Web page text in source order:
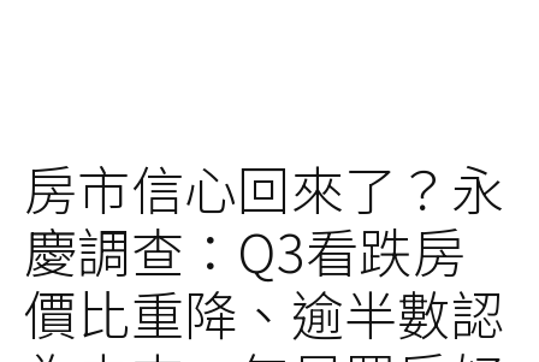
房市信心回來了？永
慶調查：Q3看跌房
價比重降、逾半數認